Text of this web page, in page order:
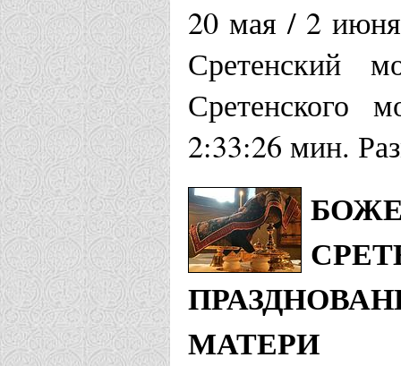
20 мая / 2
Сретенский
Сретенского
2:33:26 мин.
МАТЕРИ